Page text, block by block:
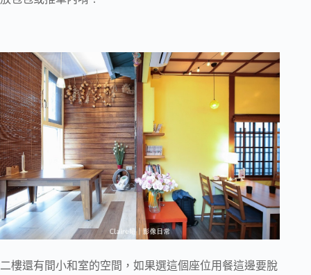
二樓還有間小和室的空間，如果選這個座位用餐這邊要脫